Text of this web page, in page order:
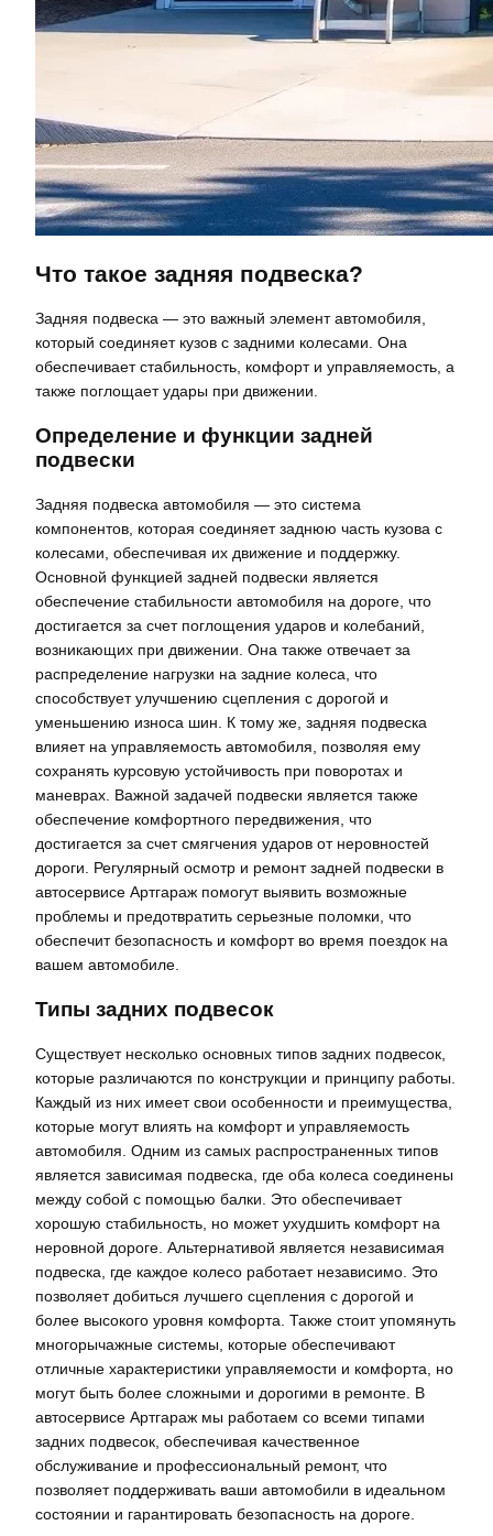
Что такое задняя подвеска?
Задняя подвеска — это важный элемент автомобиля,
который соединяет кузов с задними колесами. Она
обеспечивает стабильность, комфорт и управляемость, а
также поглощает удары при движении.
Определение и функции задней
подвески
Задняя подвеска автомобиля — это система
компонентов, которая соединяет заднюю часть кузова с
колесами, обеспечивая их движение и поддержку.
Основной функцией задней подвески является
обеспечение стабильности автомобиля на дороге, что
достигается за счет поглощения ударов и колебаний,
возникающих при движении. Она также отвечает за
распределение нагрузки на задние колеса, что
способствует улучшению сцепления с дорогой и
уменьшению износа шин. К тому же, задняя подвеска
влияет на управляемость автомобиля, позволяя ему
сохранять курсовую устойчивость при поворотах и
маневрах. Важной задачей подвески является также
обеспечение комфортного передвижения, что
достигается за счет смягчения ударов от неровностей
дороги. Регулярный осмотр и ремонт задней подвески в
автосервисе Артгараж помогут выявить возможные
проблемы и предотвратить серьезные поломки, что
обеспечит безопасность и комфорт во время поездок на
вашем автомобиле.
Типы задних подвесок
Существует несколько основных типов задних подвесок,
которые различаются по конструкции и принципу работы.
Каждый из них имеет свои особенности и преимущества,
которые могут влиять на комфорт и управляемость
автомобиля. Одним из самых распространенных типов
является зависимая подвеска, где оба колеса соединены
между собой с помощью балки. Это обеспечивает
хорошую стабильность, но может ухудшить комфорт на
неровной дороге. Альтернативой является независимая
подвеска, где каждое колесо работает независимо. Это
позволяет добиться лучшего сцепления с дорогой и
более высокого уровня комфорта. Также стоит упомянуть
многорычажные системы, которые обеспечивают
отличные характеристики управляемости и комфорта, но
могут быть более сложными и дорогими в ремонте. В
автосервисе Артгараж мы работаем со всеми типами
задних подвесок, обеспечивая качественное
обслуживание и профессиональный ремонт, что
позволяет поддерживать ваши автомобили в идеальном
состоянии и гарантировать безопасность на дороге.